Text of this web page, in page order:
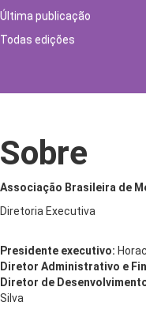
Última publicação
Todas edições
Sobre
Associação Brasileira de
Diretoria Executiva
Presidente executivo:
Diretor Administrativo e
Diretor de
Silva